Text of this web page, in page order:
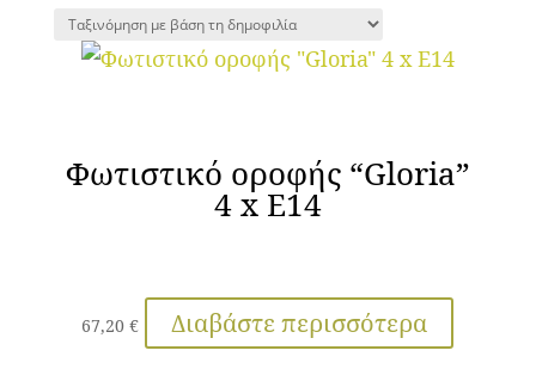
Φωτιστικό οροφής “Gloria”
4 x E14
67,20€ Διαβάστε περισσότερα